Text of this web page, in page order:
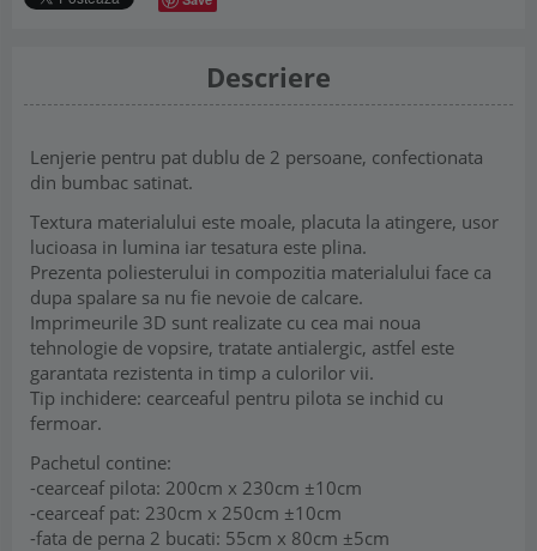
Descriere
Lenjerie pentru pat dublu de 2 persoane, confectionata
din bumbac satinat.
Textura materialului este moale, placuta la atingere, usor
lucioasa in lumina iar tesatura este plina.
Prezenta poliesterului in compozitia materialului face ca
dupa spalare sa nu fie nevoie de calcare.
Imprimeurile 3D sunt realizate cu cea mai noua
tehnologie de vopsire, tratate antialergic, astfel este
garantata rezistenta in timp a culorilor vii.
Tip inchidere: cearceaful pentru pilota se inchid cu
fermoar.
Pachetul contine:
-cearceaf pilota: 200cm x 230cm ±10cm
-cearceaf pat: 230cm x 250cm ±10cm
-fata de perna 2 bucati: 55cm x 80cm ±5cm